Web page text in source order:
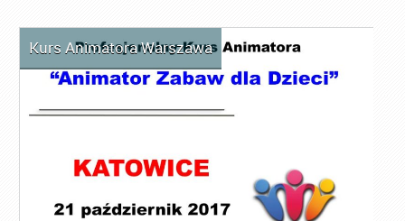
Kurs Animatora Warszawa